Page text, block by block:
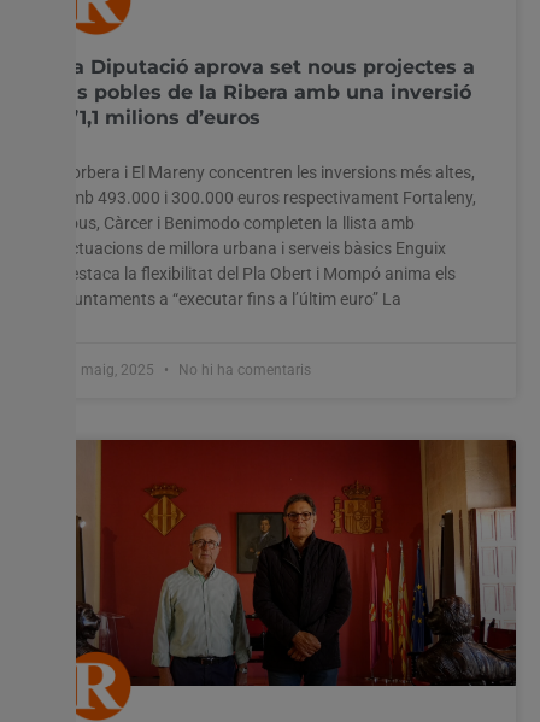
La Diputació aprova set nous projectes a
sis pobles de la Ribera amb una inversió
d’1,1 milions d’euros
Corbera i El Mareny concentren les inversions més altes,
amb 493.000 i 300.000 euros respectivament Fortaleny,
Tous, Càrcer i Benimodo completen la llista amb
actuacions de millora urbana i serveis bàsics Enguix
destaca la flexibilitat del Pla Obert i Mompó anima els
ajuntaments a “executar fins a l’últim euro” La
13 maig, 2025 No hi ha comentaris